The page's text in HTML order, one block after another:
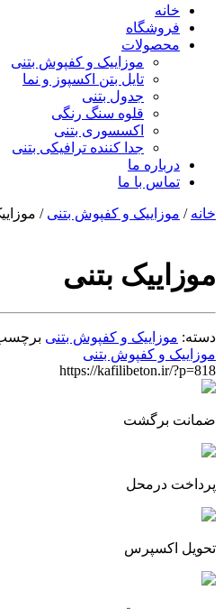
خانه
فروشگاه
محصولات
موزاییک و کفپوش بتنی
تایل بتن اکسپوز و نما
جدول بتنی
قلوه سنگ رنگی
اکسسوری بتنی
جدا کننده ترافیکی بتنی
درباره ما
تماس با ما
خانه / موزاییک و کفپوش بتنی /
موزاییک بتنی
دسته: موزاییک و کفپوش بتنی
موزاییک و کفپوش بتنی
https://kafilibeton.ir/?p=818
ضمانت برگشت
پرداخت درمحل
تحویل اکسپرس